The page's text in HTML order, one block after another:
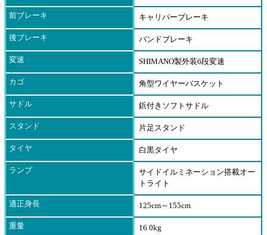
前ブレーキ キャリパーブレーキ
後ブレーキ バンドブレーキ
変速 SHIMANO製外装6段変速
カゴ 角型ワイヤーバスケット
サドル 鋲付きソフトサドル
スタンド 片足スタンド
タイヤ 白黒タイヤ
ランプ
サイドイルミネーション搭載オー
トライト
適正身長 125cm～155cm
重量 16.0kg